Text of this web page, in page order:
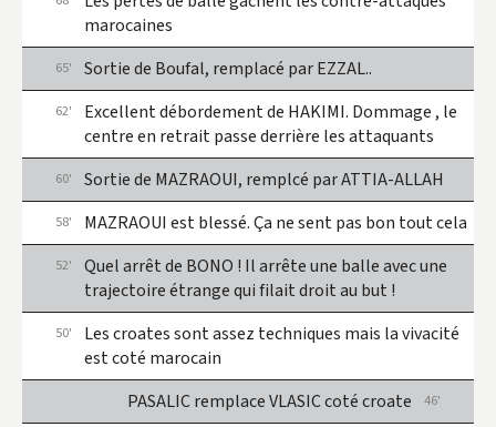
46'
PASALIC remplace VLASIC coté croate
50'
Les croates sont assez techniques mais la vivacité
est coté marocain
52'
Quel arrêt de BONO ! Il arrête une balle avec une
trajectoire étrange qui filait droit au but !
58' MAZRAOUI est blessé. Ça ne sent pas bon tout cela
60' Sortie de MAZRAOUI, remplcé par ATTIA-ALLAH
62'
Excellent débordement de HAKIMI. Dommage , le
centre en retrait passe derrière les attaquants
65' Sortie de Boufal, remplacé par EZZAL..
marocaines